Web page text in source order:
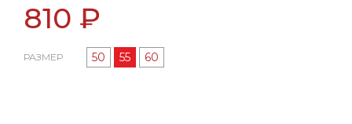
810 ₽
РАЗМЕР 50 55 60